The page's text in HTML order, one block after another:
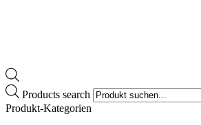
Products search
Produkt-Kategorien